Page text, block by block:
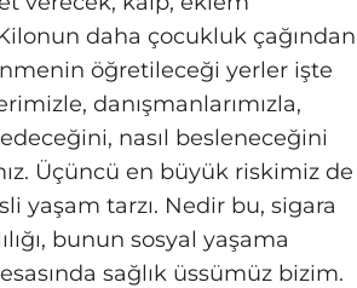
daha çocukluk çağından
öğretileceği yerler işte
danışmanlarımızla,
nasıl besleneceğini
Üçüncü en büyük riskimiz de
yaşam tarzı. Nedir bu, sigara
bunun sosyal yaşama
sağlık üssümüz bizim.